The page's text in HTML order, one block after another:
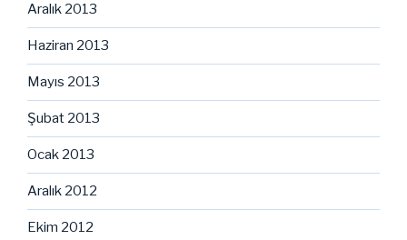
Aralık 2013
Haziran 2013
Mayıs 2013
Şubat 2013
Ocak 2013
Aralık 2012
Ekim 2012